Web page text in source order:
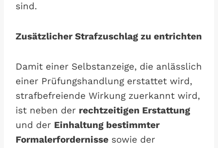
sind.
Zusätzlicher Strafzuschlag zu entrichten
Damit einer Selbstanzeige, die anlässlich
einer Prüfungshandlung erstattet wird,
strafbefreiende Wirkung zuerkannt wird,
ist neben der rechtzeitigen Erstattung
und der Einhaltung bestimmter
Formalerfordernisse sowie der